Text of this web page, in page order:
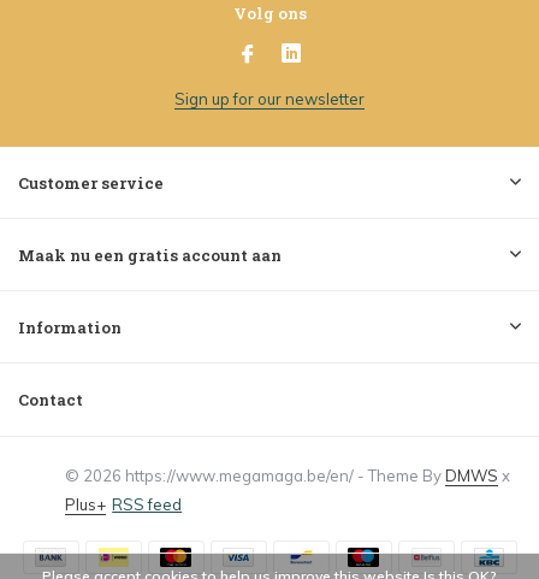
Volg ons
Sign up for our newsletter
Customer service
Maak nu een gratis account aan
Information
Contact
© 2026 https://www.megamaga.be/en/ - Theme ByDMWS x
Plus+ RSS feed